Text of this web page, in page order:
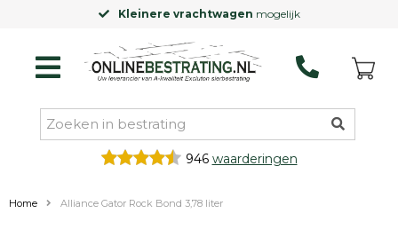
Kleinere vrachtwagen mogelijk
946 waarderingen
Home Alliance Gator Rock Bond 3,78 liter